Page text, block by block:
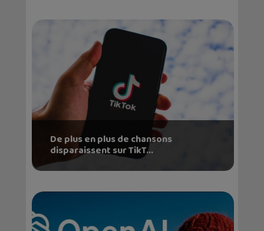
De plus en plus de chansons
disparaissent sur TikT...